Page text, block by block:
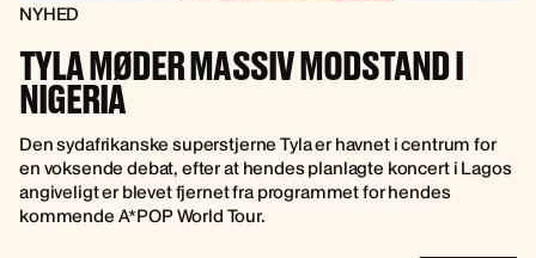
NYHED
TYLA MØDER MASSIV MODSTAND I
NIGERIA
Den sydafrikanske superstjerne Tyla er havnet i centrum for
en voksende debat, efter at hendes planlagte koncert i Lagos
angiveligt er blevet fjernet fra programmet for hendes
kommende A*POP World Tour.